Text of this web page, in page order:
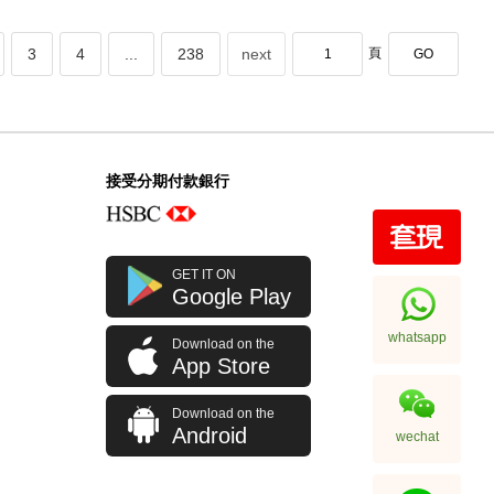
3 4 238 next 頁 GO
接受分期付款銀行
GET IT ON
Google Play
Download on the
App Store
Download on the
Android
whatsapp
wechat